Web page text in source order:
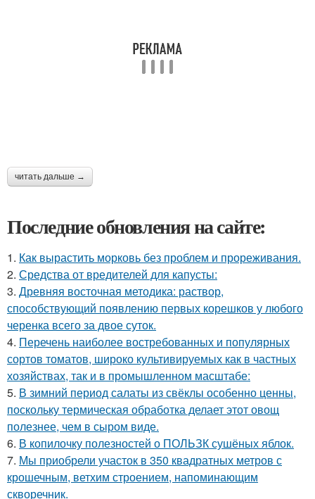
читать дальше →
Последние обновления на сайте:
1. Как вырастить морковь без проблем и прореживания.
2. Средства от вредителей для капусты:
3. Древняя восточная методика: раствор,
способствующий появлению первых корешков у любого
черенка всего за двое суток.
4. Перечень наиболее востребованных и популярных
сортов томатов, широко культивируемых как в частных
хозяйствах, так и в промышленном масштабе:
5. В зимний период салаты из свёклы особенно ценны,
поскольку термическая обработка делает этот овощ
полезнее, чем в сыром виде.
6. В копилочку полезностей о ПОЛЬЗК сушёных яблок.
7. Мы приобрели участок в 350 квадратных метров с
крошечным, ветхим строением, напоминающим
скворечник.